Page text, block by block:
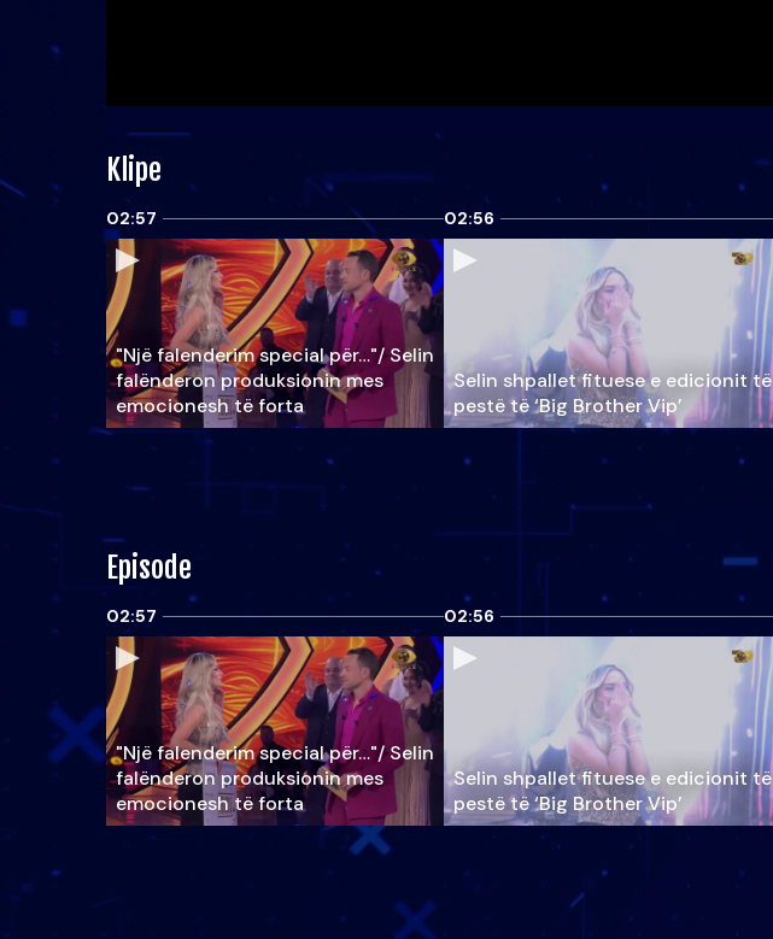
Klipe
02:57
"Një falenderim special për…"/ Selin
falënderon produksionin mes
emocionesh të forta
02:56
Selin shpallet fituese e edicionit të
pestë të ‘Big Brother Vip’
Episode
02:57
"Një falenderim special për…"/ Selin
falënderon produksionin mes
emocionesh të forta
02:56
Selin shpallet fituese e edicionit të
pestë të ‘Big Brother Vip’